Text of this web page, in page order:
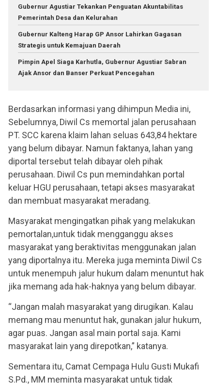
Gubernur Agustiar Tekankan Penguatan Akuntabilitas
Pemerintah Desa dan Kelurahan
Gubernur Kalteng Harap GP Ansor Lahirkan Gagasan
Strategis untuk Kemajuan Daerah
Pimpin Apel Siaga Karhutla, Gubernur Agustiar Sabran
Ajak Ansor dan Banser Perkuat Pencegahan
Berdasarkan informasi yang dihimpun Media ini,
Sebelumnya, Diwil Cs memortal jalan perusahaan
PT. SCC karena klaim lahan seluas 643,84 hektare
yang belum dibayar. Namun faktanya, lahan yang
diportal tersebut telah dibayar oleh pihak
perusahaan. Diwil Cs pun memindahkan portal
keluar HGU perusahaan, tetapi akses masyarakat
dan membuat masyarakat meradang.
Masyarakat mengingatkan pihak yang melakukan
pemortalan,untuk tidak mengganggu akses
masyarakat yang beraktivitas menggunakan jalan
yang diportalnya itu. Mereka juga meminta Diwil Cs
untuk menempuh jalur hukum dalam menuntut hak
jika memang ada hak-haknya yang belum dibayar.
“Jangan malah masyarakat yang dirugikan. Kalau
memang mau menuntut hak, gunakan jalur hukum,
agar puas. Jangan asal main portal saja. Kami
masyarakat lain yang direpotkan,” katanya.
Sementara itu, Camat Cempaga Hulu Gusti Mukafi
S.Pd., MM meminta masyarakat untuk tidak